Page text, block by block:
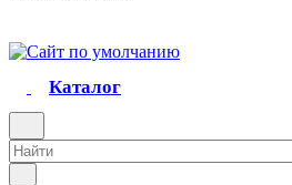
Каталог